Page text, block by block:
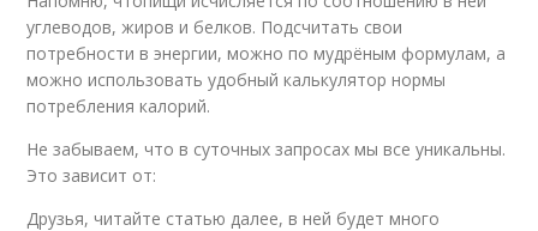
углеводов, жиров и белков. Подсчитать свои
потребности в энергии, можно по мудрёным формулам, а
можно использовать удобный калькулятор нормы
потребления калорий.
Не забываем, что в суточных запросах мы все уникальны.
Это зависит от:
Друзья, читайте статью далее, в ней будет много